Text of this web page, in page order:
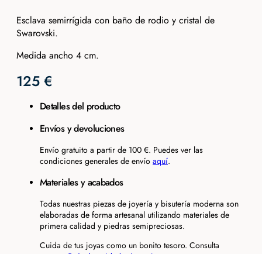
Esclava semirrígida con baño de rodio y cristal de
Swarovski.
Medida ancho 4 cm.
125 €
Detalles del producto
Envíos y devoluciones
Envío gratuito a partir de 100 €. Puedes ver las
condiciones generales de envío aquí.
Materiales y acabados
Todas nuestras piezas de joyería y bisutería moderna son
elaboradas de forma artesanal utilizando materiales de
primera calidad y piedras semipreciosas.
Cuida de tus joyas como un bonito tesoro. Consulta